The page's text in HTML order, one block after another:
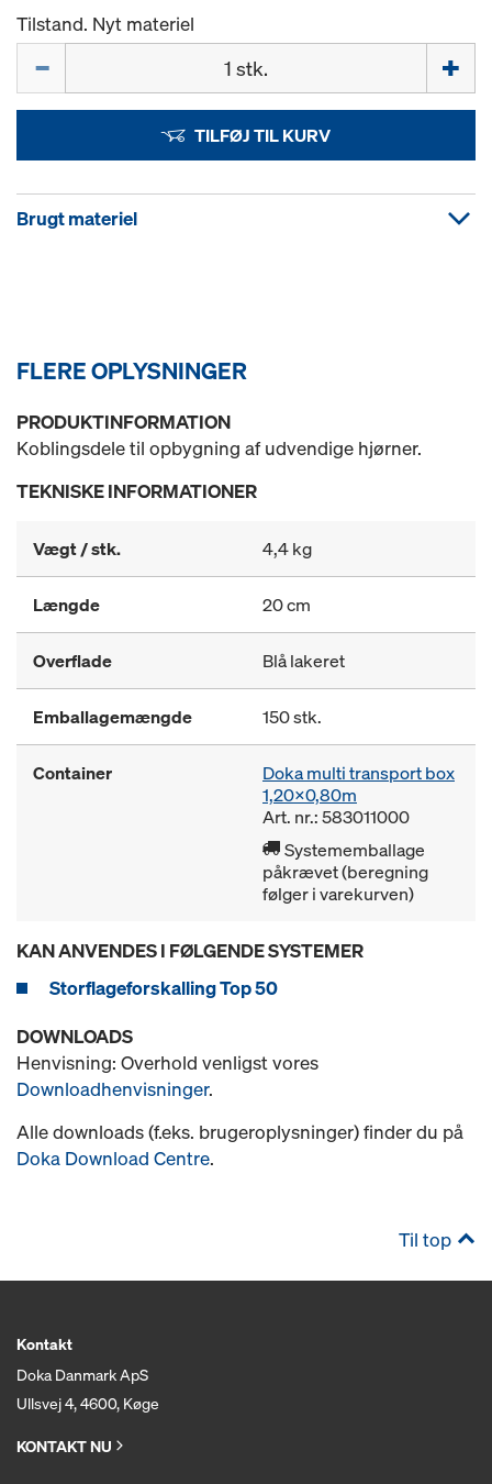
Tilstand. Nyt materiel
TILFØJ TIL KURV
Brugt materiel
FLERE OPLYSNINGER
PRODUKTINFORMATION
Koblingsdele til opbygning af udvendige hjørner.
TEKNISKE INFORMATIONER
Vægt / stk. 4,4 kg
Længde 20 cm
Overflade Blå lakeret
Emballagemængde 150 stk.
Container
Doka multi transport box
1,20x0,80m
Art. nr.: 583011000
Systememballage
påkrævet (beregning
følger i varekurven)
KAN ANVENDES I FØLGENDE SYSTEMER
Storflageforskalling Top 50
DOWNLOADS
Henvisning: Overhold venligst vores
Downloadhenvisninger.
Alle downloads (f.eks. brugeroplysninger) finder du på
Doka Download Centre.
Til top
Kontakt
Doka Danmark ApS
Ullsvej 4, 4600, Køge
KONTAKT NU